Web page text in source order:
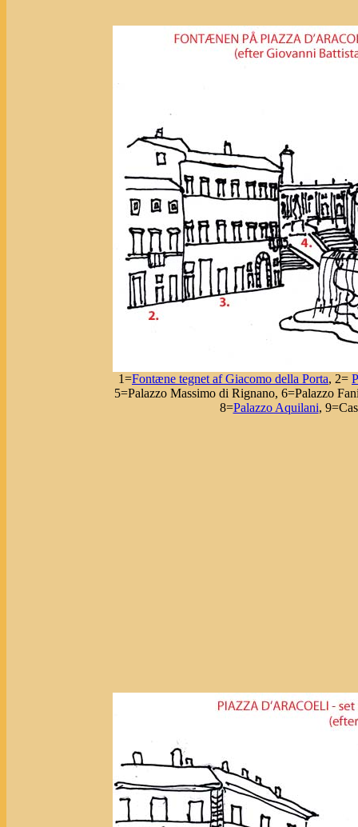
1=Fontæne tegnet af Giacomo della Porta, 2=
5=Palazzo Massimo di Rignano, 6=Palazzo
8=Palazzo Aquilani,